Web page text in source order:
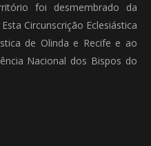
foi desmembrado da
Circunscrição Eclesiástica
de Olinda e Recife e ao
Nacional dos Bispos do